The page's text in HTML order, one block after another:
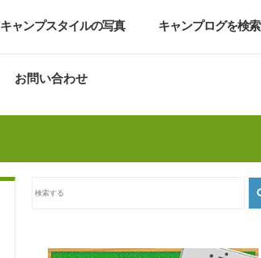
キャンプスタイルの写真 キャンプログを検索
お問い合わせ